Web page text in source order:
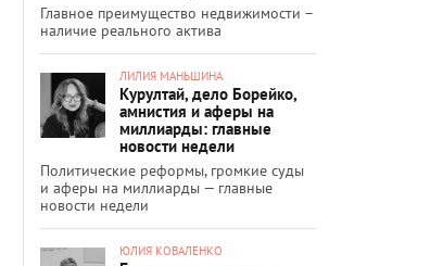
Главное преимущество недвижимости –
наличие реального актива
ЛИЛИЯ МАНЬШИНА
Курултай, дело Борейко,
амнистия и аферы на
миллиарды: главные
новости недели
Политические реформы, громкие суды
и аферы на миллиарды — главные
новости недели
ЮЛИЯ КОВАЛЕНКО